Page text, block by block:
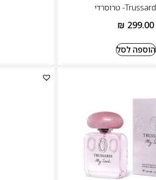
₪ 299.00
הוספה לסל